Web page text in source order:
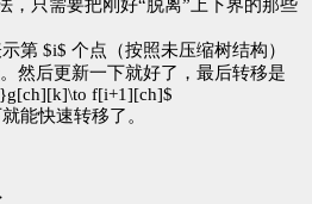
，只需要把刚好“脱离”上下界的那些
第 $i$ 个点（按照未压缩树结构）
然后更新一下就好了，最后转移是
f[i+1][ch]$
能快速转移了。